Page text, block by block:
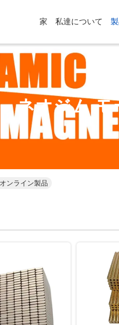
家 私達について
ネオジム モ
ンライン製品